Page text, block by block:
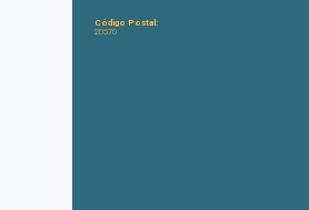
Código Postal:
20570